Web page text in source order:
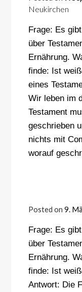
Neukirchen
Frage: Es
über
Ernährung.
finde: Ist
eines
Wir leben im
Testament
geschrieben
nichts mit
worauf
Posted on 9.
Frage: Es
über
Ernährung.
finde: Ist
Antwort: Die